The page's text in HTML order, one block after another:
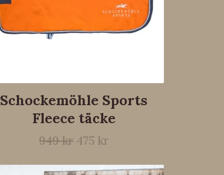
Schockemöhle Sports
Fleece täcke
949 kr 475 kr